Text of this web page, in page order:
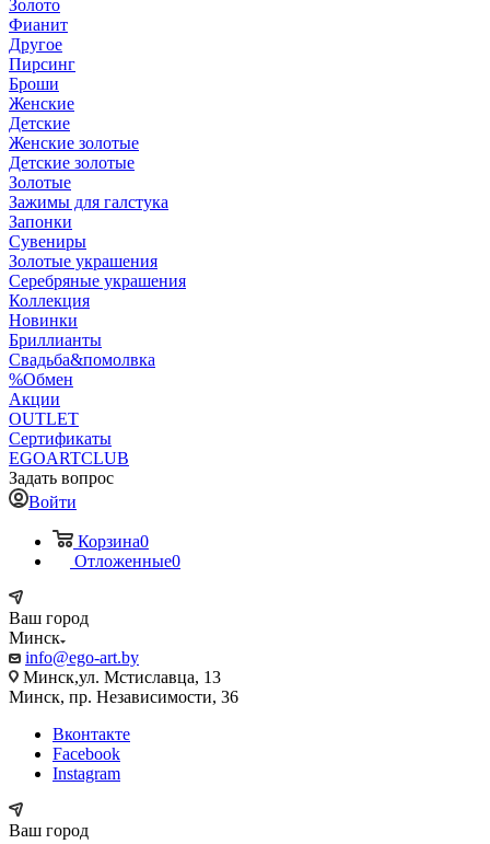
Золото
Фианит
Другое
Пирсинг
Броши
Женские
Детские
Женские золотые
Детские золотые
Золотые
Зажимы для галстука
Запонки
Сувениры
Золотые украшения
Серебряные украшения
Коллекция
Новинки
Бриллианты
Свадьба&помолвка
%Обмен
Акции
OUTLET
Сертификаты
EGOARTCLUB
Задать вопрос
Войти
Корзина0
Отложенные0
Ваш город
Минск
info@ego-art.by
Минск,ул. Мстиславца, 13
Минск, пр. Независимости, 36
Вконтакте
Facebook
Instagram
Ваш город